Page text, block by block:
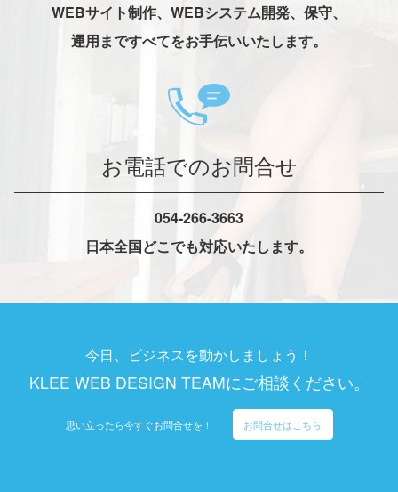
WEBサイト制作、WEBシステム開発、保守、
運用まですべてをお手伝いいたします。
お電話でのお問合せ
054-266-3663
日本全国どこでも対応いたします。
今日、ビジネスを動かしましょう！
KLEE WEB DESIGN TEAMにご相談ください。
思い立ったら今すぐお問合せを！ お問合せはこちら